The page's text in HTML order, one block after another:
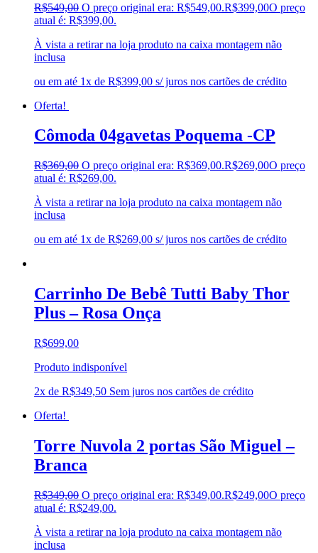
R$549,00 O preço original era: R$549,00.R$399,00O preço
atual é: R$399,00.
À vista a retirar na loja produto na caixa montagem não
inclusa
ou em até 1x de R$399,00 s/ juros nos cartões de crédito
Oferta!
Cômoda 04gavetas Poquema -CP
R$369,00 O preço original era: R$369,00.R$269,00O preço
atual é: R$269,00.
À vista a retirar na loja produto na caixa montagem não
inclusa
ou em até 1x de R$269,00 s/ juros nos cartões de crédito
Carrinho De Bebê Tutti Baby Thor
Plus – Rosa Onça
R$699,00
Produto indisponível
2x de R$349,50 Sem juros nos cartões de crédito
Oferta!
Torre Nuvola 2 portas São Miguel –
Branca
R$349,00 O preço original era: R$349,00.R$249,00O preço
atual é: R$249,00.
À vista a retirar na loja produto na caixa montagem não
inclusa